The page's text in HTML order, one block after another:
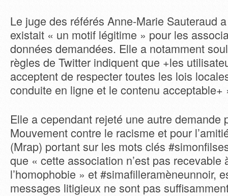
Le juge des référés Anne-Marie Sauteraud
existait « un motif légitime » pour les
données demandées. Elle a notamment
règles de Twitter indiquent que +les
acceptent de respecter toutes les lois
conduite en ligne et le contenu acceptable+
Elle a cependant rejeté une autre demande
Mouvement contre le racisme et pour
(Mrap) portant sur les mots clés
que « cette association n’est pas recevable
l’homophobie » et #simafilleramèneunnoir,
messages litigieux ne sont pas